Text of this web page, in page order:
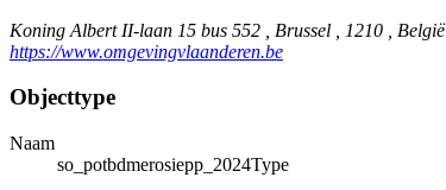
Koning Albert II-laan 15 bus 552 , Brussel , 1210 , België
https://www.omgevingvlaanderen.be
Objecttype
Naam
so_potbdmerosiepp_2024Type